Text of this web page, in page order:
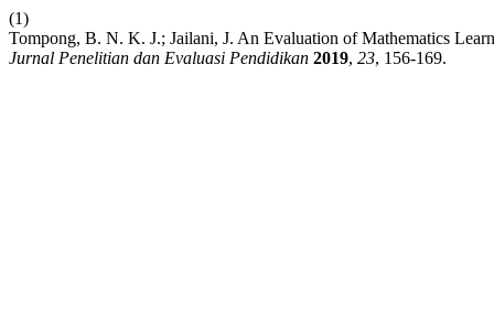
(1)
Tompong, B. N. K. J.; Jailani, J. An Evaluation of Mathematics
Jurnal Penelitian dan Evaluasi Pendidikan 2019, 23, 156-169.